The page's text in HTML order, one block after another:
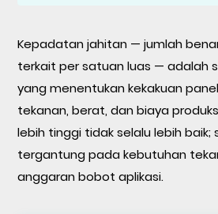
Kepadatan jahitan — jumlah
terkait per satuan luas — adalah
yang menentukan kekakuan
tekanan, berat, dan biaya
lebih tinggi tidak selalu lebih
tergantung pada kebutuhan
anggaran bobot aplikasi.